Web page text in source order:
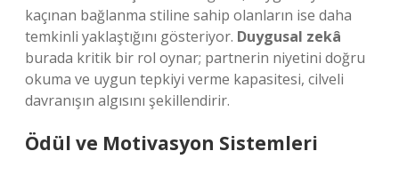
kaçınan bağlanma stiline sahip olanların ise daha
temkinli yaklaştığını gösteriyor. Duygusal zekâ
burada kritik bir rol oynar; partnerin niyetini doğru
okuma ve uygun tepkiyi verme kapasitesi, cilveli
davranışın algısını şekillendirir.
Ödül ve Motivasyon Sistemleri